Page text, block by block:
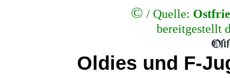
© / Quelle:
bereitgestellt
Oldies und F-